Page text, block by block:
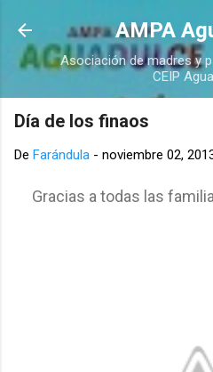
Ir al
AMPA
Asociación de madres y
CEIP
Día de los finaos
De Farándula - noviembre 02,
Gracias a todas las